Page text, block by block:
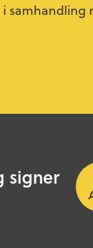
signer